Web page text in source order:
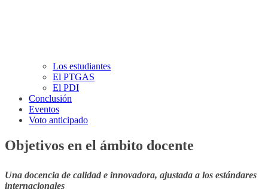
Los estudiantes
El PTGAS
El PDI
Conclusión
Eventos
Voto anticipado
Objetivos en el ámbito docente
Una docencia de calidad e innovadora, ajustada a los estándares
internacionales